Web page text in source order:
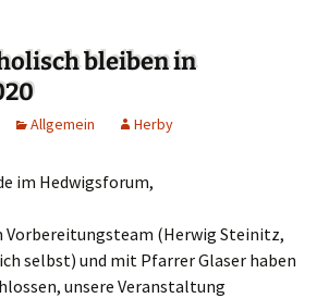
bleiben in
Allgemein Herby
im Hedwigsforum,
Vorbereitungsteam (Herwig Steinitz,
selbst) und mit Pfarrer Glaser haben
unsere Veranstaltung